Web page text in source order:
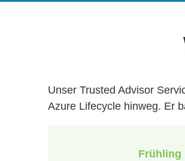
Unser Trusted Advisor
Azure Lifecycle hinweg. Er
Frühling